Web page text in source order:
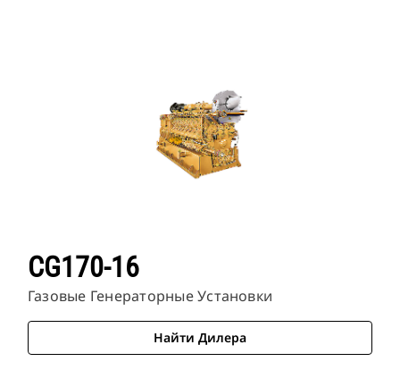
CG170-16
Газовые Генераторные Установки
Найти Дилера